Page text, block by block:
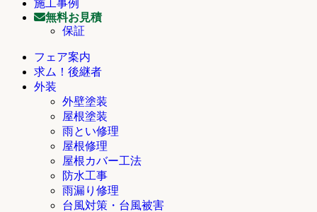
施工事例
無料お見積
保証
フェア案内
求ム！後継者
外装
外壁塗装
屋根塗装
雨とい修理
屋根修理
屋根カバー工法
防水工事
雨漏り修理
台風対策・台風被害